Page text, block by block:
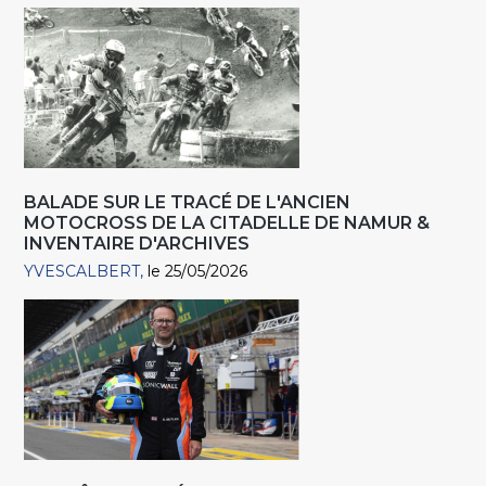
BALADE SUR LE TRACÉ DE L'ANCIEN
MOTOCROSS DE LA CITADELLE DE NAMUR &
INVENTAIRE D'ARCHIVES
YVESCALBERT le 25/05/2026